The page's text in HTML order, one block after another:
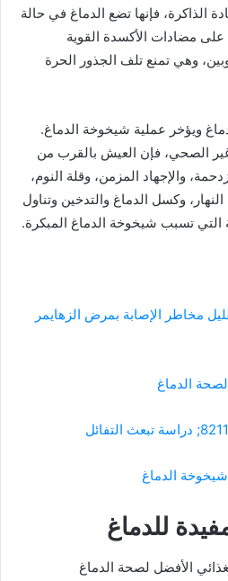
إلى زيادة الذاكرة، فإنها تضع الدماغ في حالة
على مضادات الأكسدة القوية
وهي تمنع تلف الجذور الحرة
ويؤخر عملية شيخوخة الدماغ.
غير الصحي، فإن العيش بالقرب من
والإجهاد المزمن، وقلة النوم،
وكسل الدماغ والتدخين وتناول
التي تسبب شيخوخة الدماغ المبكرة.
مخاطر الإصابة بمرض الزهايمر
الدماغ
للدماغ